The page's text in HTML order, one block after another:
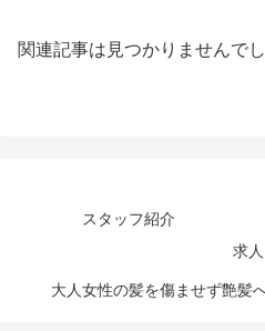
関連記事は見つかりませんでし
スタッフ紹介
求人
大人女性の髪を傷ませず艶